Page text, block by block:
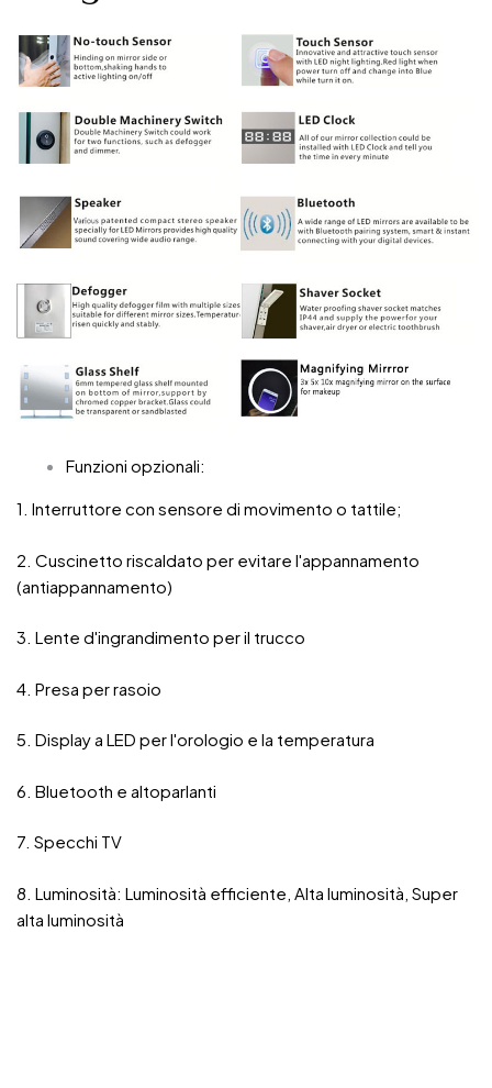
Funzioni opzionali:
1. Interruttore con sensore di movimento o tattile;
2. Cuscinetto riscaldato per evitare l'appannamento
(antiappannamento)
3. Lente d'ingrandimento per il trucco
4. Presa per rasoio
5. Display a LED per l'orologio e la temperatura
6. Bluetooth e altoparlanti
7. Specchi TV
8. Luminosità: Luminosità efficiente, Alta luminosità, Super
alta luminosità